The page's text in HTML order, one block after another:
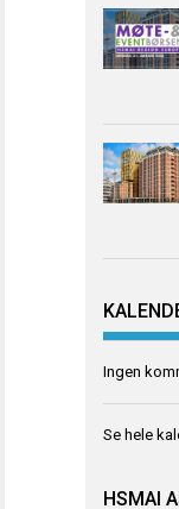
Ingen
Se hele
HSMAI